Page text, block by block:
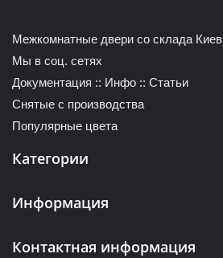
Межкомнатные двери со склада Киев
Мы в соц. сетях
Документация :: Инфо :: Статьи
Снятые с производства
Популярные цвета
Категории
Информация
Контактная информация